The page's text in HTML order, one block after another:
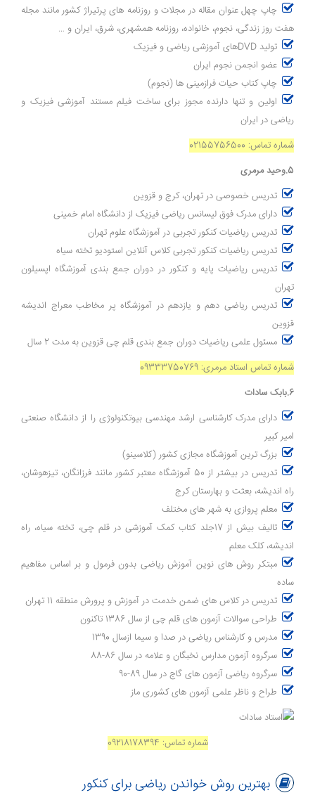
چاپ چهل عنوان مقاله در مجلات و روزنامه های پرتیراژ کشور مانند مجله
هفت روز زندگی، نجوم، خانواده، روزنامه همشهری، شرق، ایران و …
تولید DVDهای آموزشی ریاضی و فیزیک
عضو انجمن نجوم ایران
چاپ کتاب حیات فرازمینی ها (نجوم)
اولین و تنها دارنده مجوز برای ساخت فیلم مستند آموزشی فیزیک و
ریاضی در ایران
شماره تماس: 02155756500
5.وحید مرمری
تدریس خصوصی در تهران، کرج و قزوین
دارای مدرک فوق لیسانس ریاضی فیزیک از دانشگاه امام خمینی
تدریس ریاضیات کنکور تجربی در آموزشگاه علوم تهران
تدریس ریاضیات کنکور تجربی کلاس آنلاین استودیو تخته سیاه
تدریس ریاضیات پایه و کنکور در دوران جمع بندی آموزشگاه اپسیلون
تهران
تدریس ریاضی دهم و یازدهم در آموزشگاه پر مخاطب معراج اندیشه
قزوین
مسئول علمی ریاضیات دوران جمع بندی قلم چی قزوین به مدت 2 سال
شماره تماس استاد مرمری: 09333750769
6.بابک سادات
دارای مدرک کارشناسی ارشد مهندسی بیوتکنولوژی را از دانشگاه صنعتی
امیر کبیر
بزرگ ترین آموزشگاه مجازی کشور (کلاسینو)
تدریس در بیشتر از 50 آموزشگاه معتبر کشور مانند فرزانگان، تیزهوشان،
راه اندیشه، بعثت و بهارستان کرج
معلم پروازی به شهر های مختلف
تالیف بیش از 17جلد کتاب کمک آموزشی در قلم چی، تخته سیاه، راه
اندیشه، کلک معلم
مبتکر روش های نوین آموزش ریاضی بدون فرمول و بر اساس مفاهیم
ساده
تدریس در کلاس های ضمن خدمت در آموزش و پرورش منطقه 11 تهران
طراحی سوالات آزمون های قلم چی از سال 1386 تاکنون
مدرس و کارشناس ریاضی در صدا و سیما ازسال 1390
سرگروه آزمون مدارس نخبگان و علامه در سال 86-88
سرگروه ریاضی آزمون های گاج در سال 89-90
طراح و ناظر علمی آزمون های کشوری ماز
شماره تماس: 09218178394
بهترین روش خواندن ریاضی برای کنکور